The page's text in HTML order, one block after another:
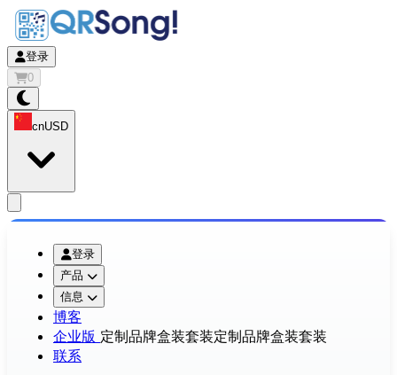
登录
0
cnUSD
登录
产品
信息
博客
企业版 定制品牌盒装套装定制品牌盒装套装
联系